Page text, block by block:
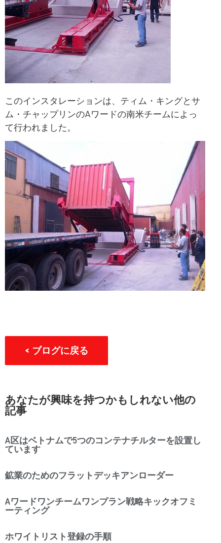
このインスタレーションは、ティム・キングとサ
ム・チャップリンのAワードの南米チームによっ
て行われました。
< ブログに戻る
あなたが興味を持つかもしれない他の
記事
A区はベトナムで5つのコンテナチルターを設置し
ています
鉱業のためのフラットデッキアンローダー
Aワードワンチームワンプラン戦略キックオフミ
ーティング
ホワイトリスト登録の手順